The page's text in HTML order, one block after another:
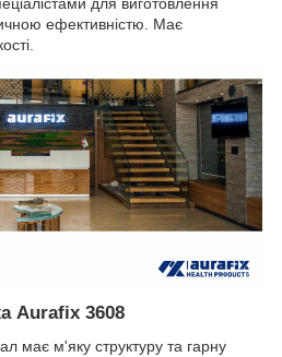
для виготовлення
ефективністю. Має
Aurafix 3608
має м'яку структуру та гарну